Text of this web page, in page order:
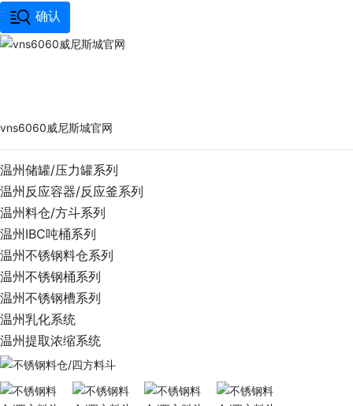
确认
vns6060威尼斯城官网
温州储罐/压力罐系列
温州反应容器/反应釜系列
温州料仓/方斗系列
温州IBC吨桶系列
温州不锈钢料仓系列
温州不锈钢桶系列
温州不锈钢槽系列
温州乳化系统
温州提取浓缩系统